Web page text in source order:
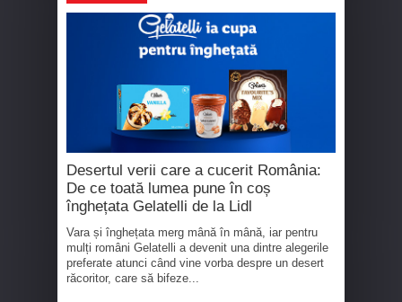
Desertul verii care a cucerit România:
De ce toată lumea pune în coș
înghețata Gelatelli de la Lidl
Vara și înghețata merg mână în mână, iar pentru
mulți români Gelatelli a devenit una dintre alegerile
preferate atunci când vine vorba despre un desert
răcoritor, care să bifeze...